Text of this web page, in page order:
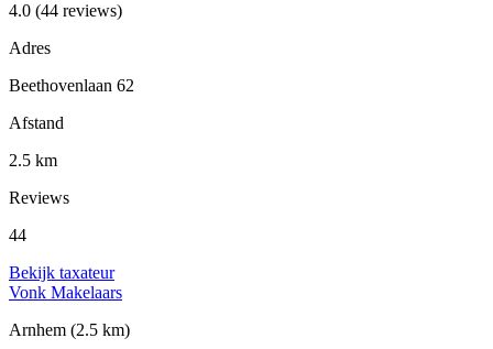
4.0 (44 reviews)
Adres
Beethovenlaan 62
Afstand
2.5 km
Reviews
44
Bekijk taxateur
Vonk Makelaars
Arnhem (2.5 km)